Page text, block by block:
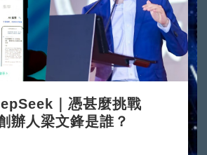
｜憑甚麼挑戰
辦人梁文鋒是誰？